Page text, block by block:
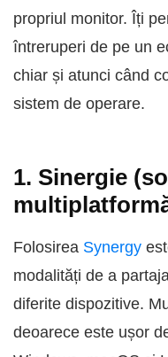
propriul monitor. Îți
întreruperi de pe un
chiar și atunci când
sistem de operare.
1. Sinergie
Folosirea Synergy
modalități de a
diferite dispozitive.
deoarece este ușor